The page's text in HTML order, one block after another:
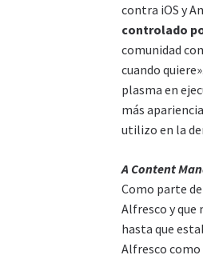
contra iOS y
controlado
comunidad
cuando
plasma en
más
utilizo en la
A Content
Como parte
Alfresco y que
hasta que
Alfresco